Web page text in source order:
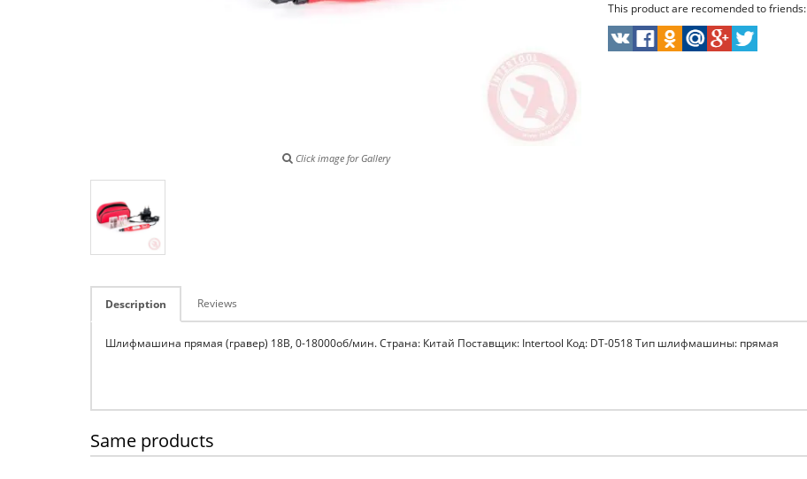
Click image for Gallery
This product are recomended to friends:
Description Reviews
Шлифмашина прямая (гравер) 18В, 0-18000об/мин. Страна: Китай Поставщик: Intertool Код: DT-0518 Тип шлифмашины: прямая
Same products